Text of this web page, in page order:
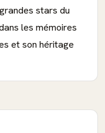
stars du
les mémoires
et son héritage